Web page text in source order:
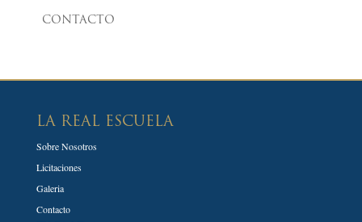
CONTACTO
LA REAL ESCUELA
Sobre Nosotros
Licitaciones
Galeria
Contacto